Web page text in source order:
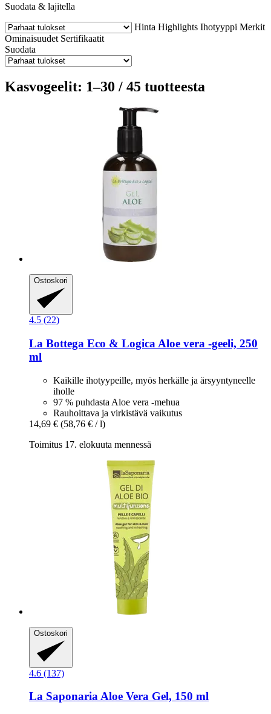
Suodata & lajitella
Hinta Highlights Ihotyyppi Merkit
Ominaisuudet Sertifikaatit
Suodata
Kasvogeelit: 1–30 / 45 tuotteesta
Ostoskori
4.5 (22)
La Bottega Eco & Logica Aloe vera -​geeli, 250
ml
Kaikille ihotyypeille, myös herkälle ja ärsyyntyneelle
iholle
97 % puhdasta Aloe vera -mehua
Rauhoittava ja virkistävä vaikutus
14,69 € (58,76 € / l)
Toimitus 17. elokuuta mennessä
Ostoskori
4.6 (137)
La SaponariaAloe Vera Gel, 150 ml